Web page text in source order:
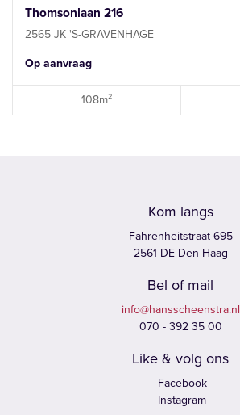
Thomsonlaan 216
2565 JK 'S-GRAVENHAGE
Op aanvraag
108m²
Kom langs
Fahrenheitstraat 695
2561 DE Den Haag
Bel of mail
info@hansscheenstra.nl
070 - 392 35 00
Like & volg ons
Facebook
Instagram